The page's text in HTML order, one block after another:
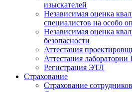
изыскателей
Независимая оценка
специалистов на особо
Независимая оценка
безопасности
Аттестация
Аттестация лаборатории
Регистрация ЭТЛ
Страхование
Страхование сотрудников